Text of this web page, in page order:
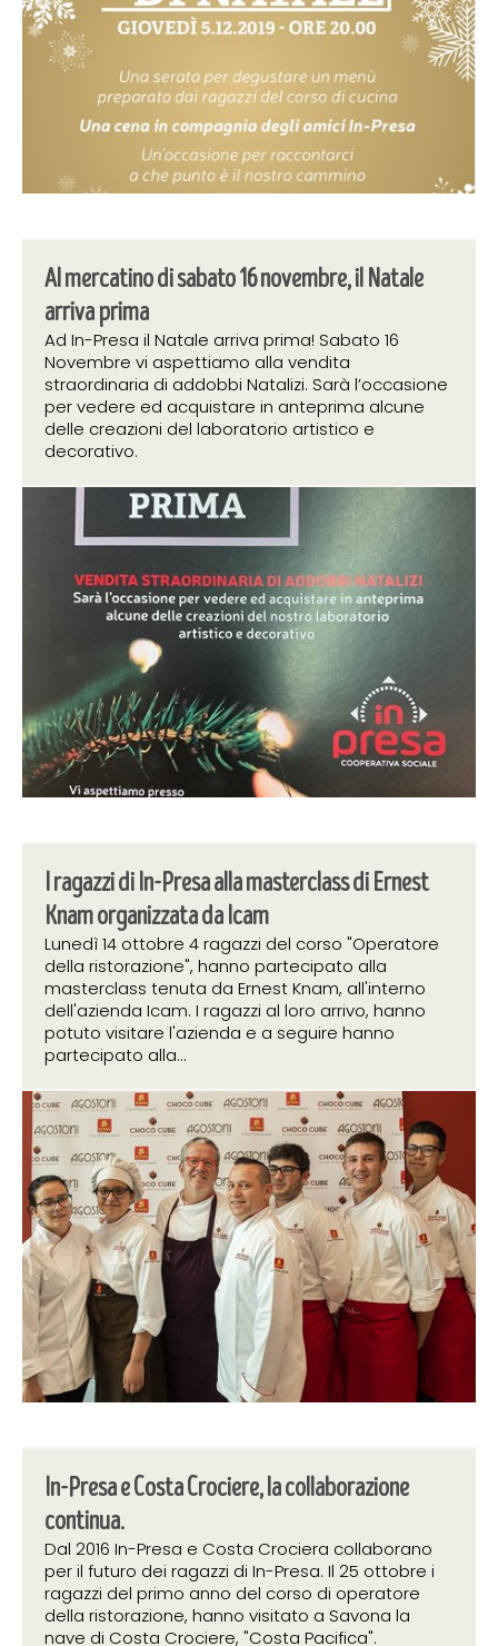
8 novembre 2019
Al mercatino di sabato 16 novembre, il Natale
arriva prima
Ad In-Presa il Natale arriva prima! Sabato 16
Novembre vi aspettiamo alla vendita
straordinaria di addobbi Natalizi. Sarà l’occasione
per vedere ed acquistare in anteprima alcune
delle creazioni del laboratorio artistico e
decorativo.
31 ottobre 2019
I ragazzi di In-Presa alla masterclass di Ernest
Knam organizzata da Icam
Lunedì 14 ottobre 4 ragazzi del corso "Operatore
della ristorazione", hanno partecipato alla
masterclass tenuta da Ernest Knam, all'interno
dell'azienda Icam. I ragazzi al loro arrivo, hanno
potuto visitare l'azienda e a seguire hanno
partecipato alla...
In-Presa e Costa Crociere, la collaborazione
continua.
Dal 2016 In-Presa e Costa Crociera collaborano
per il futuro dei ragazzi di In-Presa. Il 25 ottobre i
ragazzi del primo anno del corso di operatore
della ristorazione, hanno visitato a Savona la
nave di Costa Crociere, "Costa Pacifica".